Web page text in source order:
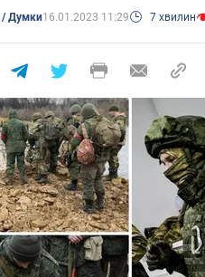
/ Думки16.01.2023 11:29 7 хвилин